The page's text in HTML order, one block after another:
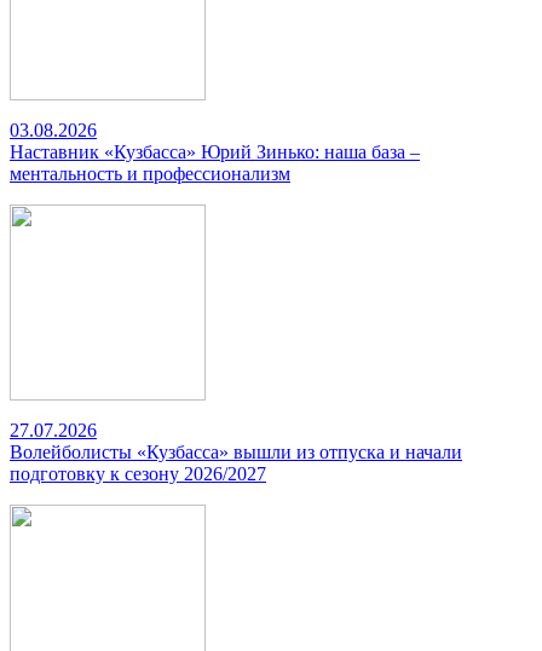
03.08.2026
Наставник «Кузбасса» Юрий Зинько: наша база –
ментальность и профессионализм
27.07.2026
Волейболисты «Кузбасса» вышли из отпуска и начали
подготовку к сезону 2026/2027